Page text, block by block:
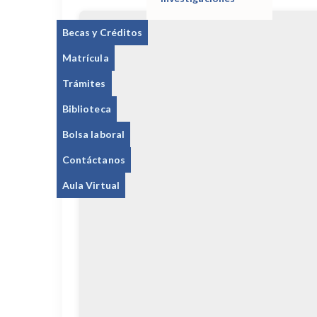
Becas y Créditos
Matrícula
Trámites
Biblioteca
Bolsa laboral
Contáctanos
Aula Virtual